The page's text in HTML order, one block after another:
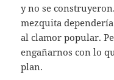
y no se
mezquita
al clamor popular.
engañarnos con lo
plan.